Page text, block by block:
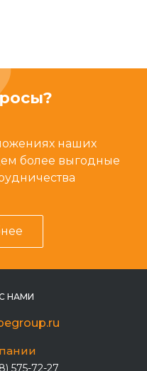
наших
более выгодные
НАМИ
575-72-27